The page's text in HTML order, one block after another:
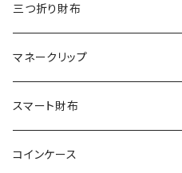
リザード
エレファント
その他の革
シャーク
リザード
エレファント
その他の革
オーストリッチ
シャーク
リザード
エレファント
ダイヤモンドパイソン
オーストリッチ
シャーク
リザード
クロコダイル
ダイヤモンドパイソン
オーストリッチ
シャーク
三つ折り財布
クロコダイル
ダイヤモンドパイソン
オーストリッチ
マネークリップ
クロコダイル
ダイヤモンドパイソン
スマート財布
クロコダイル
コインケース